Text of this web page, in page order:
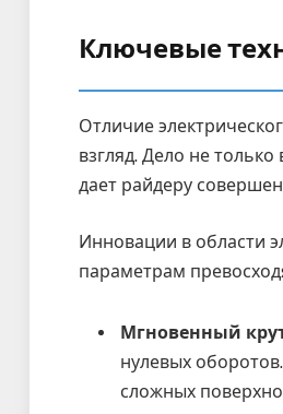
Ключевые
Отличие
взгляд. Дело не
дает райдеру
Инновации в области
параметрам
Мгновенный
нулевых
сложных